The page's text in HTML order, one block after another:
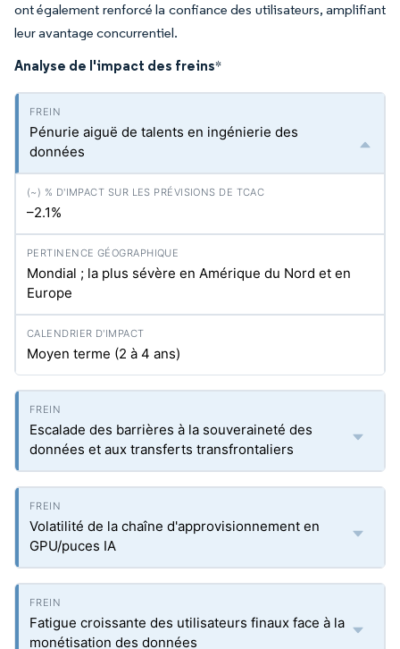
ont également renforcé la confiance des utilisateurs, amplifiant
leur avantage concurrentiel.
Analyse de l'impact des freins*
Pénurie aiguë de talents en ingénierie des
données
–2.1%
Mondial ; la plus sévère en Amérique du Nord et en
Europe
Moyen terme (2 à 4 ans)
Escalade des barrières à la souveraineté des
données et aux transferts transfrontaliers
Volatilité de la chaîne d'approvisionnement en
GPU/puces IA
Fatigue croissante des utilisateurs finaux face à la
monétisation des données